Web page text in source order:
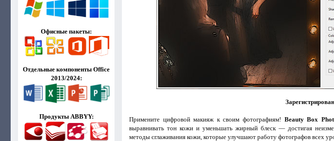
Офисные пакеты:
Отдельные компоненты Office
2013/2024:
Продукты ABBYY: Примените цифровой макияж к своим фотографиям! Beauty Box
выравнивать тон кожи и уменьшать жирный блеск — достигая
методы сглаживания кожи, которые улучшают работу фотографов всех